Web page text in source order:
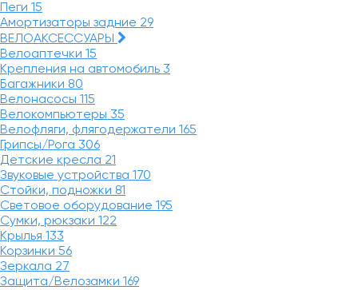
Пеги 15
Амортизаторы задние 29
ВЕЛОАКСЕССУАРЫ
Велоаптечки 15
Крепления на автомобиль 3
Багажники 80
Велонасосы 115
Велокомпьютеры 35
Велофляги, флягодержатели 165
Грипсы/Рога 306
Детские кресла 21
Звуковые устройства 170
Стойки, подножки 81
Световое оборудование 195
Сумки, рюкзаки 122
Крылья 133
Корзинки 56
Зеркала 27
Защита/Велозамки 169